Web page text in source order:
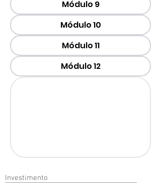
Módulo 9
Módulo 10
Módulo 11
Módulo 12
Investimento